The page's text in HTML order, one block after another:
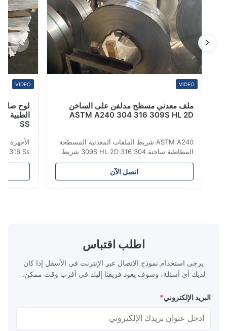
ملف معدني مسطح مدلفن على الساخن
ASTM A240 304 316 309S HL 2D
ASTM A240 شريط الملفات المعدنية المسطحة
المطاطية ساخنة 304 316 309S HL 2D شريط
لفائف الفولاذ المقاوم للصدأ المطاط الساخن /
ASTM A240 مواصفات المنتج اسم المنتج بطاقة
اتصل الآن
لوح صاج
المنتج الصفائح
اطلب اقتباس
يرجى استخدام نموذج الاتصال عبر الإنترنت في الأسفل إذا كان
لديك أي أسئلة، وسوف يعود فريقنا إليك في أقرب وقت ممكن.
البريد الإلكتروني*